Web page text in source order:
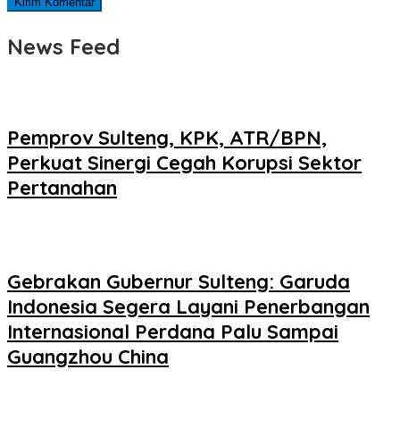
News Feed
Pemprov Sulteng, KPK, ATR/BPN,
Perkuat Sinergi Cegah Korupsi Sektor
Pertanahan
Gebrakan Gubernur Sulteng: Garuda
Indonesia Segera Layani Penerbangan
Internasional Perdana Palu Sampai
Guangzhou China